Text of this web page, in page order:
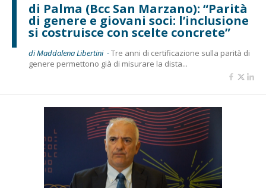
di Palma (Bcc San Marzano): “Parità
di genere e giovani soci: l’inclusione
si costruisce con scelte concrete”
di Maddalena Libertini -Tre anni di certificazione sulla parità di
genere permettono già di misurare la dista...